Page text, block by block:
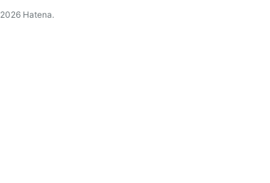
2026 Hatena.